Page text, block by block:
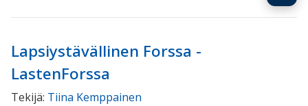
Lapsiystävällinen Forssa -
LastenForssa
Tekijä: Tiina Kemppainen